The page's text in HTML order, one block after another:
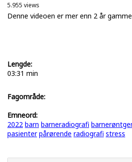
5.955 views
Denne videoen er mer enn 2 år
Lengde:
03:31 min
Fagområde:
Emneord:
2022 barn barneradiografi
pasienter pårørende radiografi stress